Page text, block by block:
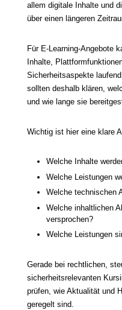
allem digitale Inhalte und
über einen längeren
Für E-Learning-Angebote
Inhalte,
Sicherheitsaspekte
sollten deshalb klären,
und wie lange sie
Wichtig ist hier eine klare
Welche Inhalte
Welche Leistungen
Welche technischen
Welche inhaltlichen
versprochen?
Welche Leistungen
Gerade bei rechtlichen,
sicherheitsrelevanten
prüfen, wie Aktualität und
geregelt sind.